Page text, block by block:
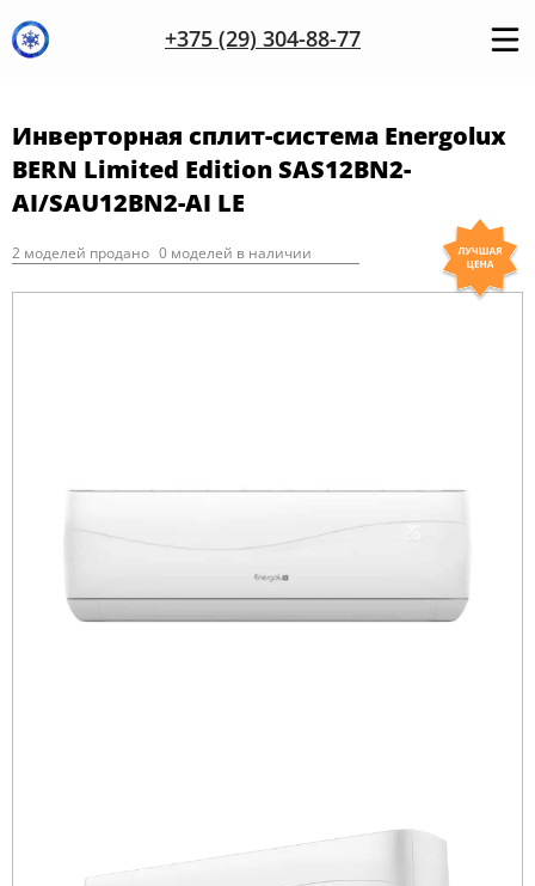
+375 (29) 304-88-77
Инверторная сплит-система Energolux
BERN Limited Edition SAS12BN2-
AI/SAU12BN2-AI LE
2 моделей продано 0 моделей в наличии